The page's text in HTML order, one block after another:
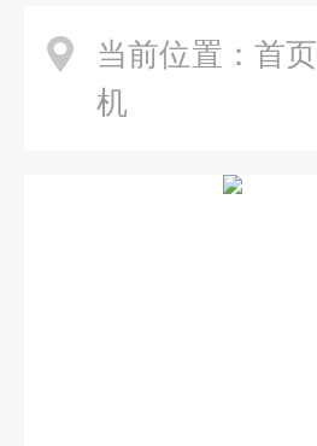
当前位置： 首页
机